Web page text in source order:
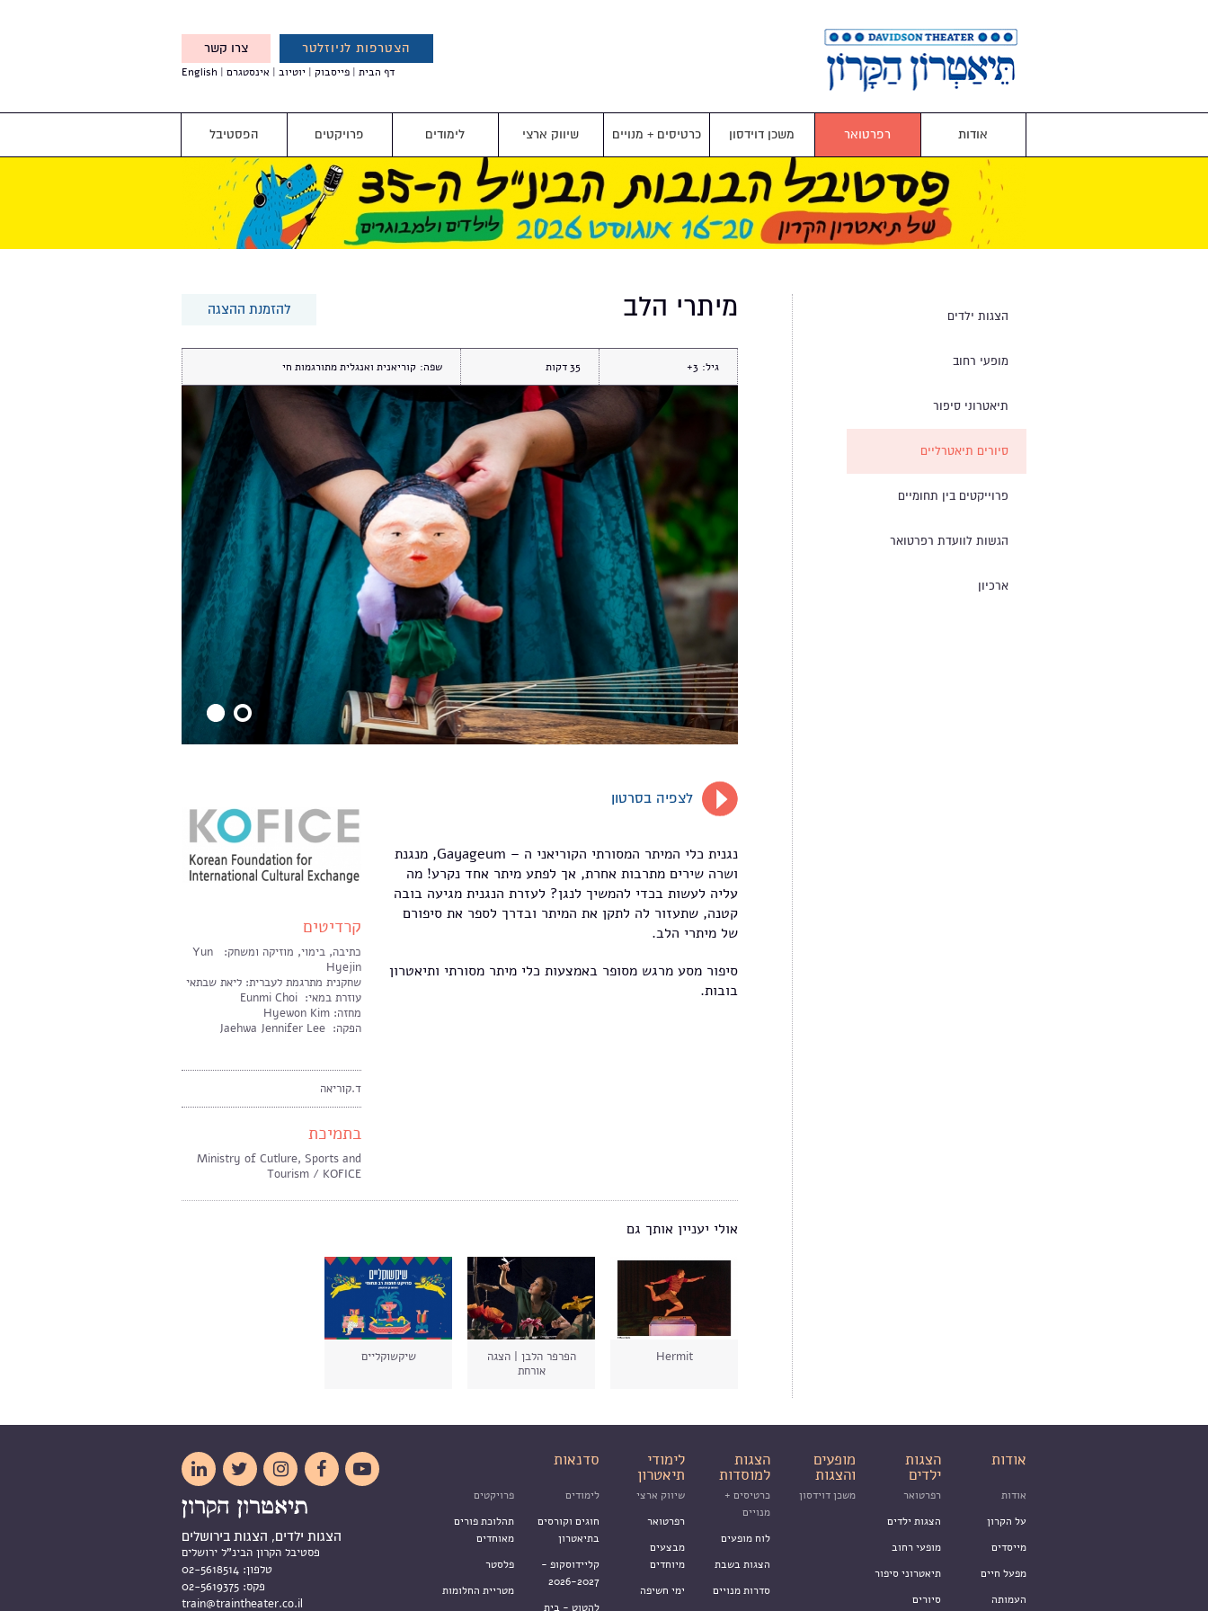
הצטרפות לניוזלטר צרו קשר
והטבות מיוחדות עבורך
דף הבית פייסבוק יוטיוב אינסטגרם English
אודות רפרטואר משכן דוידסון כרטיסים + מנויים שיווק ארצי לימודים פרויקטים הפסטיבל
הצגות ילדים
מופעי רחוב
תיאטרוני סיפור
סיורים תיאטרליים
פרוייקטים בין תחומיים
הגשות לוועדת רפרטואר
ארכיון
מיתרי הלב להזמנת ההצגה
גיל: 3+
35 שפה:קוריאנית ואנגלית מתורגמות חי
לצפיה בסרטון
נגנית כלי המיתר המסורתי הקוריאני ה – Gayageum, מנגנת
ושרה שירים מתרבות אחרת, אך לפתע מיתר אחד נקרע! מה
עליה לעשות בכדי להמשיך לנגן? לעזרת הנגנית מגיעה בובה
קטנה, שתעזור לה לתקן את המיתר ובדרך לספר את סיפורם
של מיתרי הלב.
סיפור מסע מרגש מסופר באמצעות כלי מיתר מסורתי ותיאטרון
בובות.
קרדיטים
כתיבה, בימוי, מוזיקה ומשחק: Yun
Hyejin
שחקנית מתרגמת לעברית: ליאת שבתאי
עוזרת במאי: Eunmi Choi
מחזה: Hyewon Kim
הפקה: Jaehwa Jennifer Lee
ד.קוריאה
בתמיכת
Ministry of Cutlure, Sports and
Tourism / KOFICE
אולי יעניין אותך גם
Hermit
הפרפר הלבן | הצגה
אורחת
שיקשוקליים
אודות הצגות
ילדים
מופעים
והצגות
הצגות
למוסדות
לימודי
תיאטרון
סדנאות
אודות
על הקרון
מייסדים
מפעל חיים
העמותה
רפרטואר
הצגות ילדים
מופעי רחוב
תיאטרוני סיפור
סיורים
משכן דוידסון
כרטיסים +
מנויים
לוח מופעים
הצגות בשבת
סדרות מנויים
שיווק ארצי
רפרטואר
מבצעים
מיוחדים
ימי חשיפה
לימודים
חוגים וקורסים
בתיאטרון
קליידוסקופ -
2026-2027
להטוט - בית
פרויקטים
תהלוכת פורים
מאוחדים
פלסטר
מטריית החלומות





הצגות ילדים, הצגות בירושלים
פסטיבל הקרון הבינ"ל ירושלים
טלפון:
פקס:
train@traintheater.co.il